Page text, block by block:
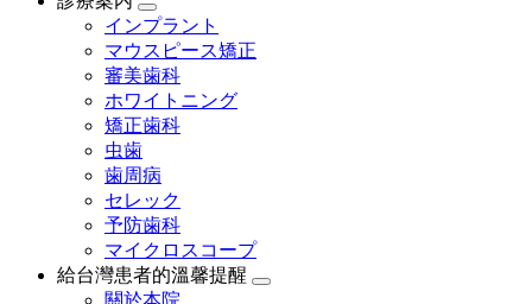
インプラント
マウスピース矯正
審美歯科
ホワイトニング
矯正歯科
虫歯
歯周病
セレック
予防歯科
マイクロスコープ
給台灣患者的溫馨提醒
關於本院